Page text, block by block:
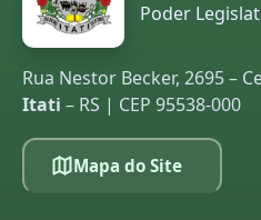
Poder
Rua Nestor Becker, 2695 –
Itati – RS | CEP 95538-000
Mapa do Site